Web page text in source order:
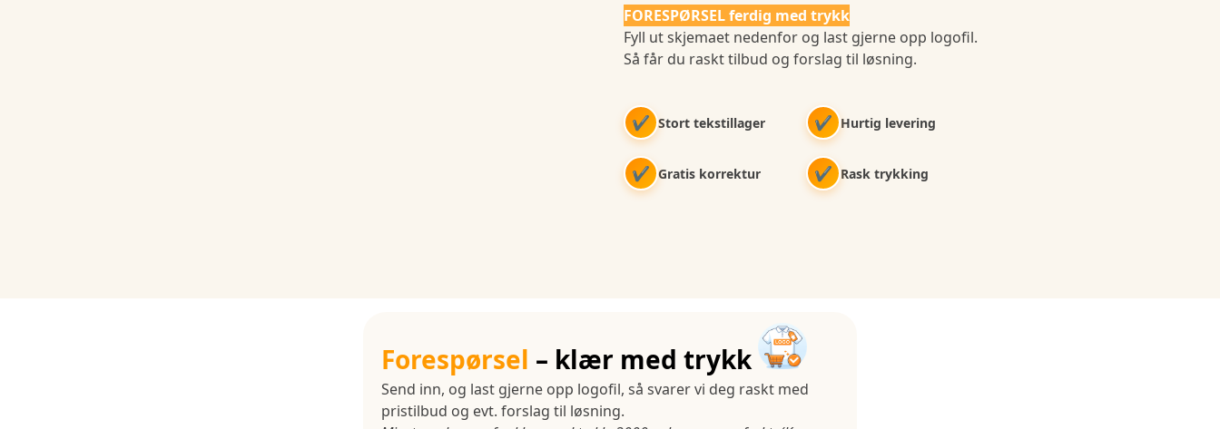
FORESPØRSEL ferdig med trykk
Fyll ut skjemaet nedenfor og last gjerne opp logofil.
Så får du raskt tilbud og forslag til løsning.
✔ Stort tekstillager ✔ Hurtig levering
✔ Gratis korrektur ✔ Rask trykking
Forespørsel – klær med trykk
Send inn, og last gjerne opp logofil, så svarer vi deg raskt med
pristilbud og evt. forslag til løsning.